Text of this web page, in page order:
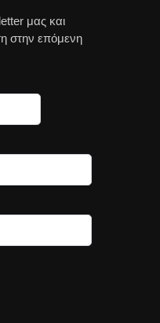
μας και
στην επόμενη